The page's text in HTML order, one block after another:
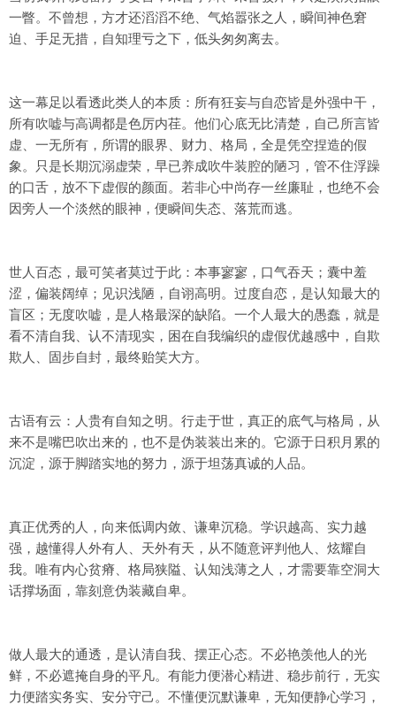
一瞥。不曾想，方才还滔滔不绝、气焰嚣张之人，瞬间神色窘
迫、手足无措，自知理亏之下，低头匆匆离去。
这一幕足以看透此类人的本质：所有狂妄与自恋皆是外强中干，
所有吹嘘与高调都是色厉内荏。他们心底无比清楚，自己所言皆
虚、一无所有，所谓的眼界、财力、格局，全是凭空捏造的假
象。只是长期沉溺虚荣，早已养成吹牛装腔的陋习，管不住浮躁
的口舌，放不下虚假的颜面。若非心中尚存一丝廉耻，也绝不会
因旁人一个淡然的眼神，便瞬间失态、落荒而逃。
世人百态，最可笑者莫过于此：本事寥寥，口气吞天；囊中羞
涩，偏装阔绰；见识浅陋，自诩高明。过度自恋，是认知最大的
盲区；无度吹嘘，是人格最深的缺陷。一个人最大的愚蠢，就是
看不清自我、认不清现实，困在自我编织的虚假优越感中，自欺
欺人、固步自封，最终贻笑大方。
古语有云：人贵有自知之明。行走于世，真正的底气与格局，从
来不是嘴巴吹出来的，也不是伪装装出来的。它源于日积月累的
沉淀，源于脚踏实地的努力，源于坦荡真诚的人品。
真正优秀的人，向来低调内敛、谦卑沉稳。学识越高、实力越
强，越懂得人外有人、天外有天，从不随意评判他人、炫耀自
我。唯有内心贫瘠、格局狭隘、认知浅薄之人，才需要靠空洞大
话撑场面，靠刻意伪装藏自卑。
做人最大的通透，是认清自我、摆正心态。不必艳羡他人的光
鲜，不必遮掩自身的平凡。有能力便潜心精进、稳步前行，无实
力便踏实务实、安分守己。不懂便沉默谦卑，无知便静心学习，